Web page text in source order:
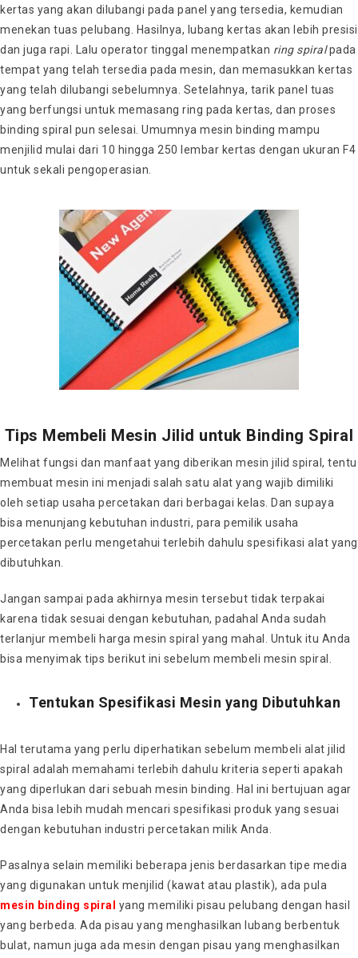
kertas yang akan dilubangi pada panel yang tersedia, kemudian
menekan tuas pelubang. Hasilnya, lubang kertas akan lebih presisi
dan juga rapi. Lalu operator tinggal menempatkan ring spiralpada
tempat yang telah tersedia pada mesin, dan memasukkan kertas
yang telah dilubangi sebelumnya. Setelahnya, tarik panel tuas
yang berfungsi untuk memasang ring pada kertas, dan proses
binding spiral pun selesai. Umumnya mesin binding mampu
menjilid mulai dari 10 hingga 250 lembar kertas dengan ukuran F4
untuk sekali pengoperasian.
Tips Membeli Mesin Jilid untuk Binding Spiral
Melihat fungsi dan manfaat yang diberikan mesin jilid spiral, tentu
membuat mesin ini menjadi salah satu alat yang wajib dimiliki
oleh setiap usaha percetakan dari berbagai kelas. Dan supaya
bisa menunjang kebutuhan industri, para pemilik usaha
percetakan perlu mengetahui terlebih dahulu spesifikasi alat yang
dibutuhkan.
Jangan sampai pada akhirnya mesin tersebut tidak terpakai
karena tidak sesuai dengan kebutuhan, padahal Anda sudah
terlanjur membeli harga mesin spiral yang mahal. Untuk itu Anda
bisa menyimak tips berikut ini sebelum membeli mesin spiral
Tentukan Spesifikasi Mesin yang Dibutuhkan
Hal terutama yang perlu diperhatikan sebelum membeli alat jilid
spiral adalah memahami terlebih dahulu kriteria seperti apakah
yang diperlukan dari sebuah mesin binding. Hal ini bertujuan agar
Anda bisa lebih mudah mencari spesifikasi produk yang sesuai
dengan kebutuhan industri percetakan milik Anda.
Pasalnya selain memiliki beberapa jenis berdasarkan tipe media
yang digunakan untuk menjilid (kawat atau plastik), ada pula
mesin binding spiral
yang memiliki pisau pelubang dengan hasil
yang berbeda. Ada pisau yang menghasilkan lubang berbentuk
bulat, namun juga ada mesin dengan pisau yang menghasilkan